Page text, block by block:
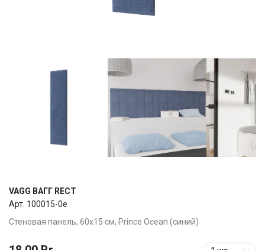
VAGG ВАГГ RECT
Арт. 100015-0e
Стеновая панель, 60х15 см, Prince Ocean (синий)